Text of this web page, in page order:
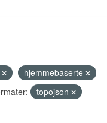
hjemmebaserte
topojson